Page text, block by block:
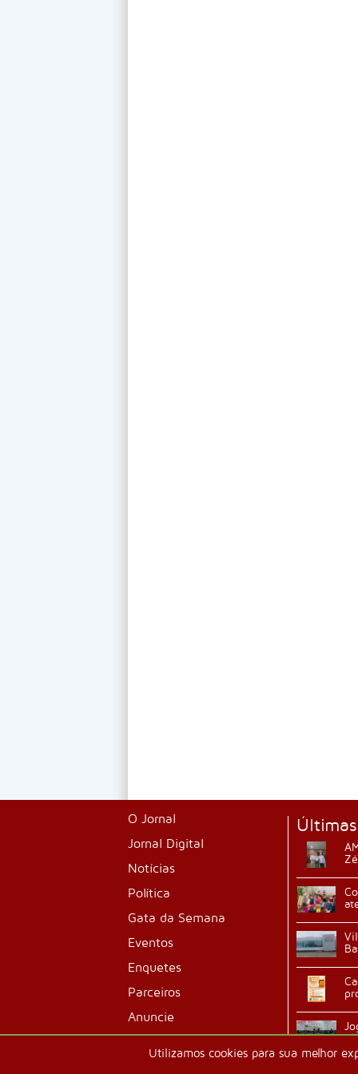
Utilizamos cookies para sua melhor
O Jornal
Jornal Digital
Notícias
Política
Gata da Semana
Eventos
Enquetes
Parceiros
Anuncie